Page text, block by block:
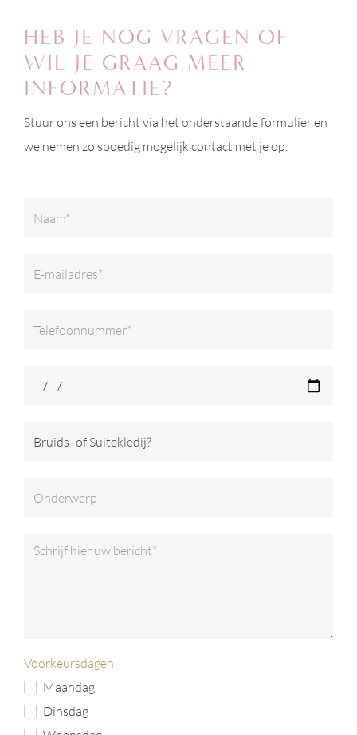
HEB JE NOG VRAGEN OF
WIL JE GRAAG MEER
INFORMATIE?
Stuur ons een bericht via het onderstaande formulier en
we nemen zo spoedig mogelijk contact met je op.
Maandag
Dinsdag
Voorkeursdagen